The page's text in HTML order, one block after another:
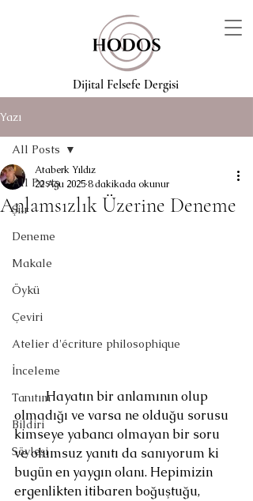
Dijital Felsefe Dergisi
Yazı
All Posts
Şiir
Deneme
Makale
Öykü
Çeviri
Atelier d'écriture philosophique
İnceleme
Tanıtım
Bildiri
Söyleşi
All Posts
Anlamsızlık Üzerine Deneme
Ataberk Yıldız
22 Ağu 20258 dakikada okunur
	Hayatın bir anlamının olup
olmadığı ve varsa ne olduğu sorusu
kimseye yabancı olmayan bir soru
ve olumsuz yanıtı da sanıyorum ki
bugün en yaygın olanı. Hepimizin
ergenlikten itibaren boğuştuğu,